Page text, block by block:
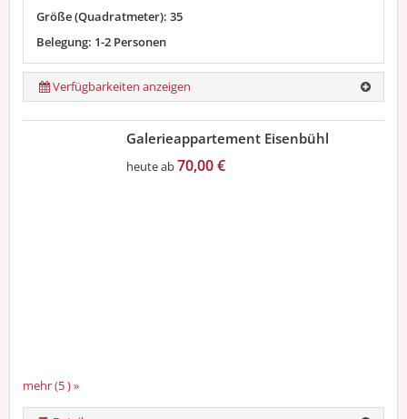
Größe (Quadratmeter): 35
Belegung: 1-2 Personen
Verfügbarkeiten anzeigen
mehr (5 ) »
Galerieappartement Eisenbühl
heute ab70,00 €